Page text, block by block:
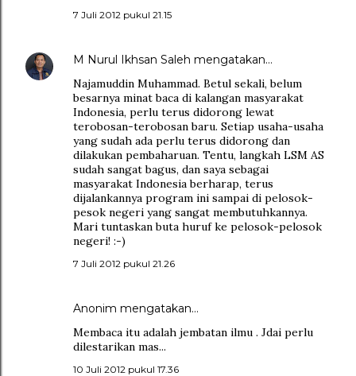
7 Juli 2012 pukul 21.15
M Nurul Ikhsan Saleh mengatakan…
Najamuddin Muhammad. Betul sekali, belum
besarnya minat baca di kalangan masyarakat
Indonesia, perlu terus didorong lewat
terobosan-terobosan baru. Setiap usaha-usaha
yang sudah ada perlu terus didorong dan
dilakukan pembaharuan. Tentu, langkah LSM AS
sudah sangat bagus, dan saya sebagai
masyarakat Indonesia berharap, terus
dijalankannya program ini sampai di pelosok-
pesok negeri yang sangat membutuhkannya.
Mari tuntaskan buta huruf ke pelosok-pelosok
negeri! :-)
7 Juli 2012 pukul 21.26
Anonim mengatakan…
Membaca itu adalah jembatan ilmu . Jdai perlu
dilestarikan mas...
10 Juli 2012 pukul 17.36